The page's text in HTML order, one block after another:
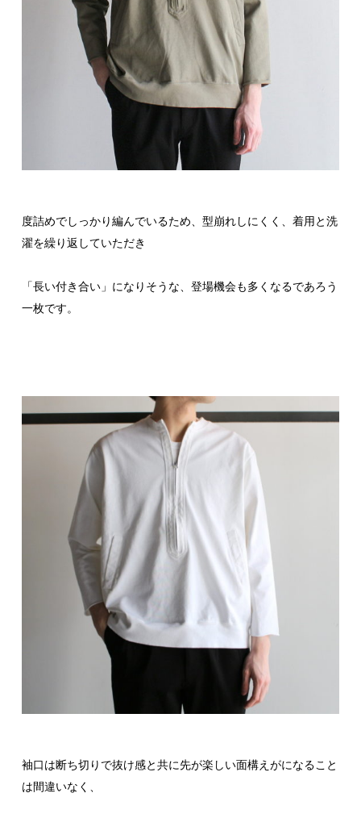
度詰めでしっかり編んでいるため、型崩れしにくく、着用と洗
濯を繰り返していただき
「長い付き合い」になりそうな、登場機会も多くなるであろう
一枚です。
袖口は断ち切りで抜け感と共に先が楽しい面構えがになること
は間違いなく、